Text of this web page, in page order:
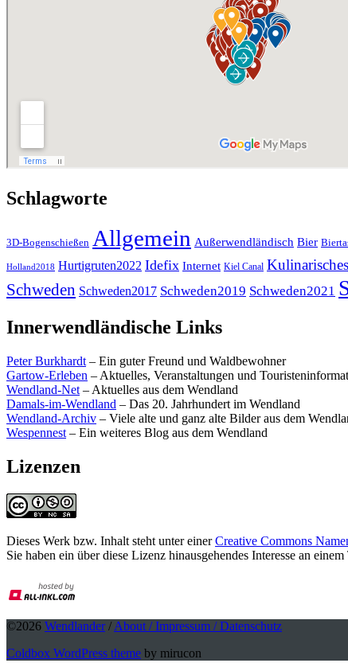
Schlagworte
3D-Bogenschießen Allgemein Außerwendländisch Bier
Holland2018 Hurtigruten2022 Idefix Internet Kiel Canal Kulinarisches
Schweden Schweden2017 Schweden2019 Schweden2021
Innerwendländische Links
Peter Burkhardt – Ein guter Freund und Waldbewohner
Gartow-Erleben – Aktuelles, Veranstaltungen und
Wendland-Net – Aktuelles aus dem Wendland
Damals-im-Wendland – Das 20. Jahrhundert im Wendland
Wendland-Archiv – Viele alte und ganz alte Bilder aus dem
Wespennest – Ein weiteres Blog aus dem Wendland
Lizenzen
Dieses Werk bzw. Inhalt steht unter einerCreative Commons
Sie haben ein über diese Lizenz hinausgehendes Interesse an
©2026 Wendlander/ About / Impressum / Datenschutz
Coldbox WordPress theme by mirucon